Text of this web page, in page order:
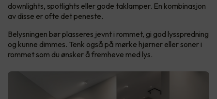
downlights, spotlights eller gode taklamper. En kombinasjon
av disse er ofte det peneste.
Belysningen bør plasseres jevnt i rommet, gi god lysspredning
og kunne dimmes. Tenk også på mørke hjørner eller soner i
rommet som du ønsker å fremheve med lys.